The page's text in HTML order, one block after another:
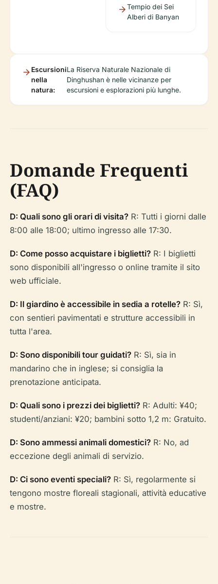
Tempio dei Sei
Alberi di Banyan
Escursioni
nella
natura:
La Riserva Naturale Nazionale di
Dinghushan è nelle vicinanze per
escursioni e esplorazioni più lunghe.
Domande Frequenti
(FAQ)
D: Quali sono gli orari di visita? R: Tutti i giorni dalle
8:00 alle 18:00; ultimo ingresso alle 17:30.
D: Come posso acquistare i biglietti? R: I biglietti
sono disponibili all'ingresso o online tramite il sito
web ufficiale.
D: Il giardino è accessibile in sedia a rotelle? R: Sì,
con sentieri pavimentati e strutture accessibili in
tutta l'area.
D: Sono disponibili tour guidati? R: Sì, sia in
mandarino che in inglese; si consiglia la
prenotazione anticipata.
D: Quali sono i prezzi dei biglietti? R: Adulti: ¥40;
studenti/anziani: ¥20; bambini sotto 1,2 m: Gratuito.
D: Sono ammessi animali domestici? R: No, ad
eccezione degli animali di servizio.
D: Ci sono eventi speciali? R: Sì, regolarmente si
tengono mostre floreali stagionali, attività educative
e mostre.